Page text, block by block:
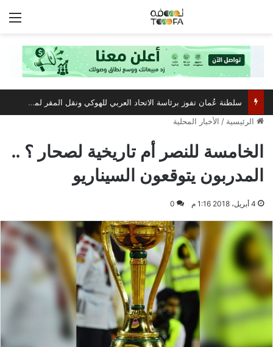
الرئيسية / الأخبار المحلية
الخامسة للنصر أم تاريخية لصحار ؟ ..
المدربون يتوقعون السيناريو
4 أبريل، 2018 1:16 م 0